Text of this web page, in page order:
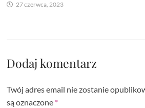
27 czerwca, 2023
Dodaj komentarz
Twój adres email nie zostanie
są oznaczone *